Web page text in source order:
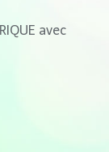
avec